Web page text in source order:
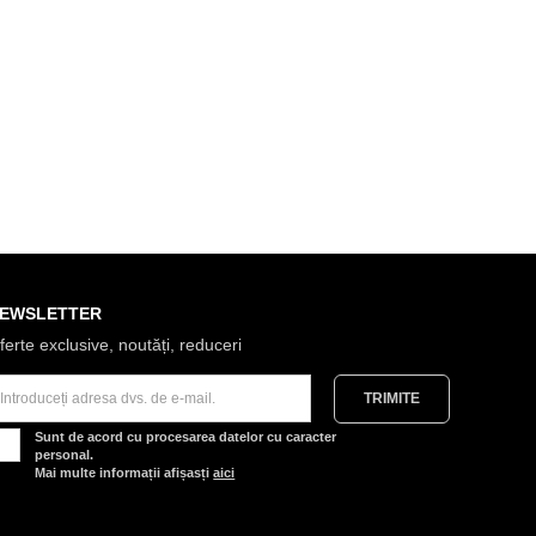
exclusive, noutăți, reduceri
Sunt de acord cu procesarea datelor cu caracter
personal.
Mai multe informații afișasțiaici